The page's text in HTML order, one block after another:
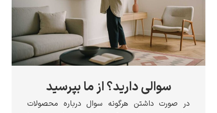
سوالی دارید؟ از ما بپرسید
در صورت داشتن هرگونه سوال درباره محصولات